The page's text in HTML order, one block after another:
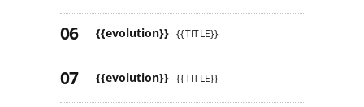
{{evolution}} {{TITLE}}
{{evolution}} {{TITLE}}